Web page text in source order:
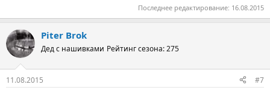
Последнее редактирование: 16.08.2015
Piter Brok
Дед с нашивками Рейтинг сезона: 275
11.08.2015 #7